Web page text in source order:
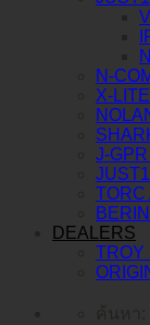
N-
X-
J-
TORC
DEALERS
TROY